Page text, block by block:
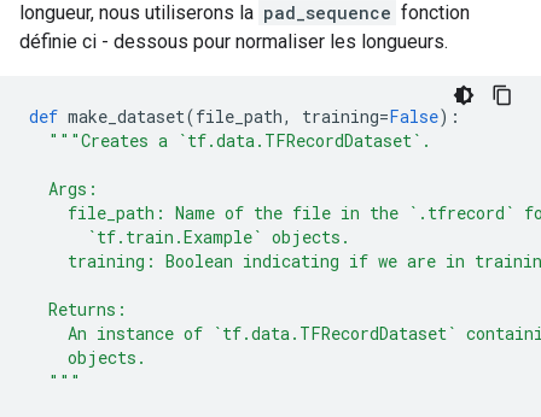
longueur, nous utiliserons la pad_sequence fonction
définie ci - dessous pour normaliser les longueurs.
def make_dataset(file_path, training=False):
"""Creates a `tf.data.TFRecordDataset`.
Args:
file_path: Name of the file in the `.tfrecord`
`tf.train.Example` objects.
training: Boolean indicating if we are in
Returns:
An instance of `tf.data.TFRecordDataset`
objects.
"""